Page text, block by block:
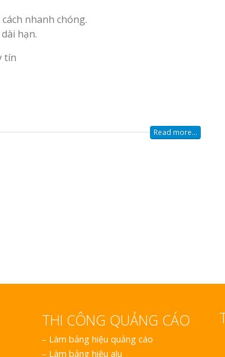
nhanh chóng.
hạn.
Read more...
gỗ treo cửa
cổ điển